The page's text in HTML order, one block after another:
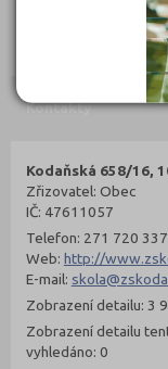
Kontakty
Kodaňská 658/16,
Zřizovatel: Obec
IČ: 47611057
Telefon: 271 720 337
Web: http://
E-mail:
Zobrazení detailu: 3
Zobrazení detailu
vyhledáno: 0